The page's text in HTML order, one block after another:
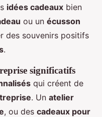
idées cadeaux bien
ou un écusson
des souvenirs positifs
.
significatifs
qui créent de
. Un atelier
, ou des cadeaux pour